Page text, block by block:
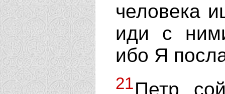
человека
иди с
ибо Я
21Петр,